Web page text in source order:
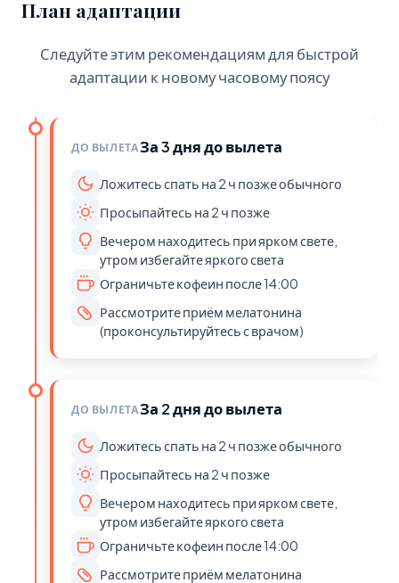
План адаптации
Следуйте этим рекомендациям для быстрой
адаптации к новому часовому поясу
ДО ВЫЛЕТАЗа 3 дня до вылета
Ложитесь спать на 2 ч позже обычного
Просыпайтесь на 2 ч позже
Вечером находитесь при ярком свете,
утром избегайте яркого света
Ограничьте кофеин после 14:00
Рассмотрите приём мелатонина
(проконсультируйтесь с врачом)
ДО ВЫЛЕТАЗа 2 дня до вылета
Ложитесь спать на 2 ч позже обычного
Просыпайтесь на 2 ч позже
Вечером находитесь при ярком свете,
утром избегайте яркого света
Ограничьте кофеин после 14:00
Рассмотрите приём мелатонина